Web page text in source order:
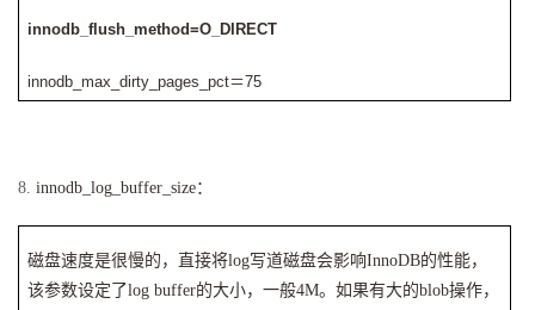
innodb_flush_method=O_DIRECT
innodb_max_dirty_pages_pct＝75
8. innodb_log_buffer_size：
磁盘速度是很慢的，直接将log写道磁盘会影响InnoDB的性能，
该参数设定了log buffer的大小，一般4M。如果有大的blob操作，